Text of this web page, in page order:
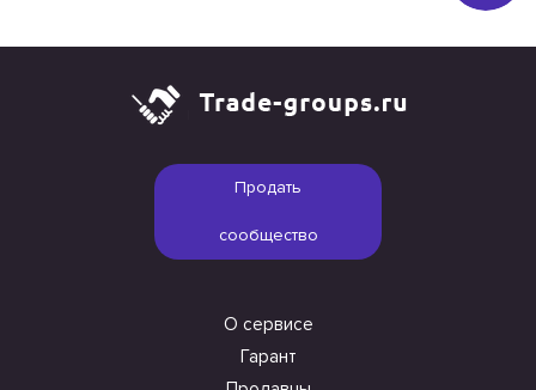
Продать
сообщество
О сервисе
Гарант